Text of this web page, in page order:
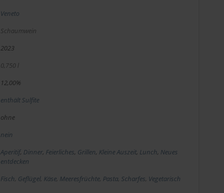
Veneto
Schaumwein
2023
0,750 l
12,00%
enthält Sulfite
ohne
nein
Aperitif, Dinner, Feierliches, Grillen, Kleine Auszeit, Lunch, Neues
entdecken
Fisch, Geflügel, Käse, Meeresfrüchte, Pasta, Scharfes, Vegetarisch